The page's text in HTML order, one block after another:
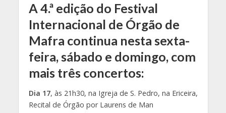
A 4.ª edição do Festival
Internacional de Órgão de
Mafra continua nesta sexta-
feira, sábado e domingo, com
mais três concertos:
Dia 17, às 21h30, na Igreja de S. Pedro, na Ericeira,
Recital de Órgão por Laurens de Man